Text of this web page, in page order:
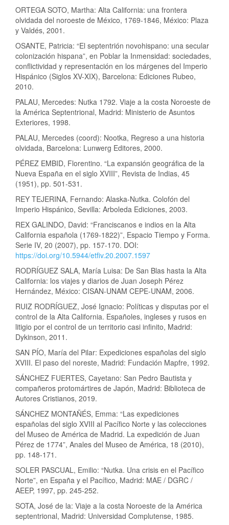
ORTEGA SOTO, Martha: Alta California: una frontera
olvidada del noroeste de México, 1769-1846, México: Plaza
y Valdés, 2001.
OSANTE, Patricia: “El septentrión novohispano: una secular
colonización hispana”, en Poblar la Inmensidad: sociedades,
conflictividad y representación en los márgenes del Imperio
Hispánico (Siglos XV-XIX), Barcelona: Ediciones Rubeo,
2010.
PALAU, Mercedes: Nutka 1792. Viaje a la costa Noroeste de
la América Septentrional, Madrid: Ministerio de Asuntos
Exteriores, 1998.
PALAU, Mercedes (coord): Nootka, Regreso a una historia
olvidada, Barcelona: Lunwerg Editores, 2000.
PÉREZ EMBID, Florentino. “La expansión geográfica de la
Nueva España en el siglo XVIII”, Revista de Indias, 45
(1951), pp. 501-531.
REY TEJERINA, Fernando: Alaska-Nutka. Colofón del
Imperio Hispánico, Sevilla: Arboleda Ediciones, 2003.
REX GALINDO, David: “Franciscanos e indios en la Alta
California española (1769-1822)”, Espacio Tiempo y Forma.
Serie IV, 20 (2007), pp. 157-170. DOI:
https://doi.org/10.5944/etfiv.20.2007.1597
RODRÍGUEZ SALA, María Luisa: De San Blas hasta la Alta
California: los viajes y diarios de Juan Joseph Pérez
Hernández, México: CISAN-UNAM CEPE-UNAM, 2006.
RUIZ RODRÍGUEZ, José Ignacio: Políticas y disputas por el
control de la Alta California. Españoles, ingleses y rusos en
litigio por el control de un territorio casi infinito, Madrid:
Dykinson, 2011.
SAN PÍO, María del Pilar: Expediciones españolas del siglo
XVIII. El paso del noreste, Madrid: Fundación Mapfre, 1992.
SÁNCHEZ FUERTES, Cayetano: San Pedro Bautista y
compañeros protomártires de Japón, Madrid: Biblioteca de
Autores Cristianos, 2019.
SÁNCHEZ MONTAÑÉS, Emma: “Las expediciones
españolas del siglo XVIII al Pacífico Norte y las colecciones
del Museo de América de Madrid. La expedición de Juan
Pérez de 1774”, Anales del Museo de América, 18 (2010),
pp. 148-171.
SOLER PASCUAL, Emilio: “Nutka. Una crisis en el Pacífico
Norte”, en España y el Pacífico, Madrid: MAE / DGRC /
AEEP, 1997, pp. 245-252.
SOTA, José de la: Viaje a la costa Noroeste de la América
septentrional, Madrid: Universidad Complutense, 1985.